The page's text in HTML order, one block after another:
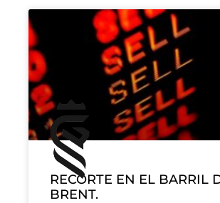
RECORTE EN EL BARRIL
BRENT.